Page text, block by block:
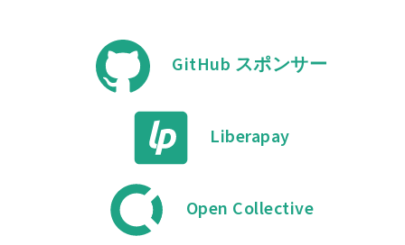
GitHub スポンサー
Liberapay
Open Collective